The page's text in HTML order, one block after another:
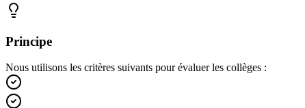
Principe
Nous utilisons les critères suivants pour évaluer les collèges :